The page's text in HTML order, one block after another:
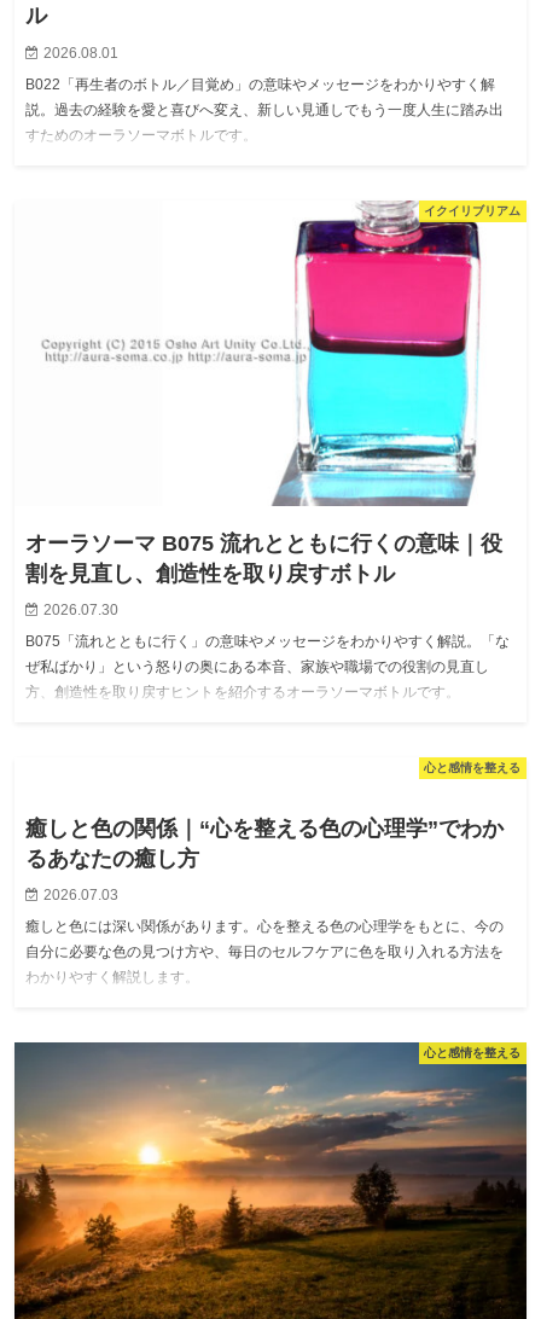
ル
2026.08.01
B022「再生者のボトル／目覚め」の意味やメッセージをわかりやすく解
説。過去の経験を愛と喜びへ変え、新しい見通しでもう一度人生に踏み出
すためのオーラソーマボトルです。
イクイリブリアム
オーラソーマ B075 流れとともに行くの意味｜役
割を見直し、創造性を取り戻すボトル
2026.07.30
B075「流れとともに行く」の意味やメッセージをわかりやすく解説。「な
ぜ私ばかり」という怒りの奥にある本音、家族や職場での役割の見直し
方、創造性を取り戻すヒントを紹介するオーラソーマボトルです。
心と感情を整える
癒しと色の関係｜“心を整える色の心理学”でわか
るあなたの癒し方
2026.07.03
癒しと色には深い関係があります。心を整える色の心理学をもとに、今の
自分に必要な色の見つけ方や、毎日のセルフケアに色を取り入れる方法を
わかりやすく解説します。
心と感情を整える